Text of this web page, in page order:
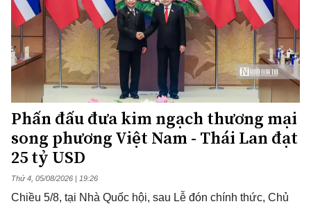
Phấn đấu đưa kim ngạch thương mại
song phương Việt Nam - Thái Lan đạt
25 tỷ USD
Thứ 4, 05/08/2026 | 19:26
Chiều 5/8, tại Nhà Quốc hội, sau Lễ đón chính thức, Chủ